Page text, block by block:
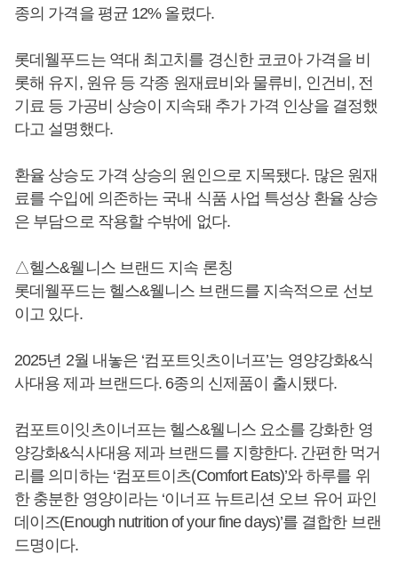
종의 가격을 평균 12% 올렸다.
롯데웰푸드는 역대 최고치를 경신한 코코아 가격을 비
롯해 유지, 원유 등 각종 원재료비와 물류비, 인건비, 전
기료 등 가공비 상승이 지속돼 추가 가격 인상을 결정했
다고 설명했다.
환율 상승도 가격 상승의 원인으로 지목됐다. 많은 원재
료를 수입에 의존하는 국내 식품 사업 특성상 환율 상승
은 부담으로 작용할 수밖에 없다.
△헬스&웰니스 브랜드 지속 론칭
롯데웰푸드는 헬스&웰니스 브랜드를 지속적으로 선보
이고 있다.
2025년 2월 내놓은 ‘컴포트잇츠이너프’는 영양강화&식
사대용 제과 브랜드다. 6종의 신제품이 출시됐다.
컴포트이잇츠이너프는 헬스&웰니스 요소를 강화한 영
양강화&식사대용 제과 브랜드를 지향한다. 간편한 먹거
리를 의미하는 ‘컴포트이츠(Comfort Eats)’와 하루를 위
한 충분한 영양이라는 ‘이너프 뉴트리션 오브 유어 파인
데이즈(Enough nutrition of your fine days)’를 결합한 브랜
드명이다.